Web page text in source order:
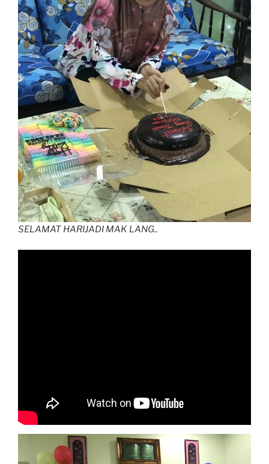
SELAMAT HARIJADI MAK LANG..